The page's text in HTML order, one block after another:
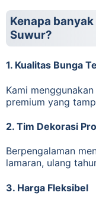
Kenapa
Suwur?
1. Kualitas Bunga
Kami
premium yang
2. Tim Dekorasi
Berpengalaman
lamaran, ulang
3. Harga Fleksibel